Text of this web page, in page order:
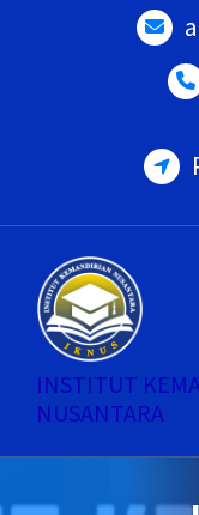
INSTITUT
NUSANTARA